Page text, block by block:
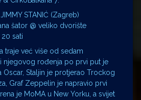
STANIĆ (Zagreb)
šator @ veliko dvorište
sati
traje već više od sedam
njegovog rođenja po prvi put je
Oscar, Staljin je protjerao Trockog
Graf Zeppelin je napravio prvi
je MoMA u New Yorku, a svijet